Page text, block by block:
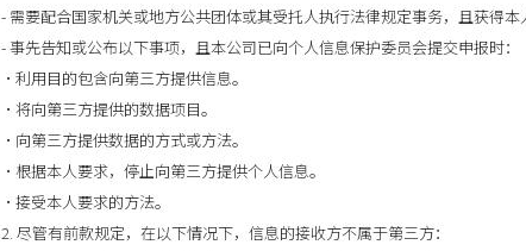
- 需要配合国家机关或地方公共团体或其受托人执行法律规定事务，且获得本
- 事先告知或公布以下事项，且本公司已向个人信息保护委员会提交申报时：
・利用目的包含向第三方提供信息。
・将向第三方提供的数据项目。
・向第三方提供数据的方式或方法。
・根据本人要求，停止向第三方提供个人信息。
・接受本人要求的方法。
2. 尽管有前款规定，在以下情况下，信息的接收方不属于第三方：